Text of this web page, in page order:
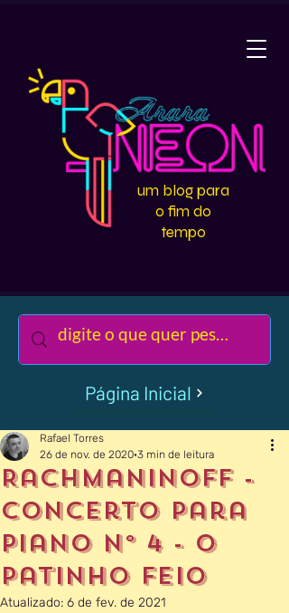
um blog para
o fim do
tempo
Página Inicial
Rachmaninoff -
Concerto para
Piano Nº 4 - O
Patinho Feio
Rafael Torres
26 de nov. de 2020 3 min de leitura
Atualizado: 6 de fev. de 2021